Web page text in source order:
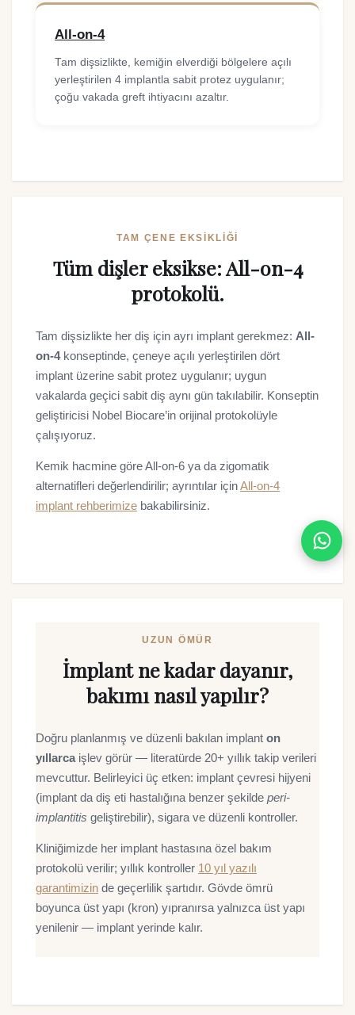
All-on-4
Tam dişsizlikte, kemiğin elverdiği bölgelere açılı
yerleştirilen 4 implantla sabit protez uygulanır;
çoğu vakada greft ihtiyacını azaltır.
TAM ÇENE EKSIKLIĞI
Tüm dişler eksikse: All-on-4
protokolü.
Tam dişsizlikte her diş için ayrı implant gerekmez: All-
on-4konseptinde, çeneye açılı yerleştirilen dört
implant üzerine sabit protez uygulanır; uygun
vakalarda geçici sabit diş aynı gün takılabilir. Konseptin
geliştiricisi Nobel Biocare’in orijinal protokolüyle
çalışıyoruz.
Kemik hacmine göre All-on-6 ya da zigomatik
alternatifleri değerlendirilir; ayrıntılar içinAll-on-4
implant rehberimize bakabilirsiniz.
UZUN ÖMÜR
İmplant ne kadar dayanır,
bakımı nasıl yapılır?
Doğru planlanmış ve düzenli bakılan implant on
yıllarcaişlev görür — literatürde 20+ yıllık takip verileri
mevcuttur. Belirleyici üç etken: implant çevresi hijyeni
(implant da diş eti hastalığına benzer şekilde peri-
implantitis geliştirebilir), sigara ve düzenli kontroller.
Kliniğimizde her implant hastasına özel bakım
protokolü verilir; yıllık kontroller 10 yıl yazılı
garantimizin de geçerlilik şartıdır. Gövde ömrü
boyunca üst yapı (kron) yıpranırsa yalnızca üst yapı
yenilenir — implant yerinde kalır.